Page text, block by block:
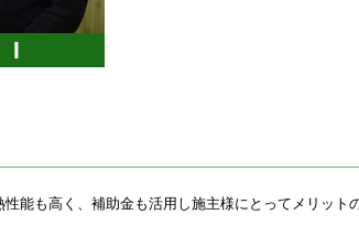
能も高く、補助金も活用し施主様にとってメリット